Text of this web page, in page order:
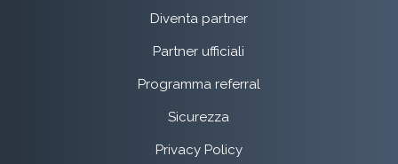
Diventa partner
Partner ufficiali
Programma referral
Sicurezza
Privacy Policy